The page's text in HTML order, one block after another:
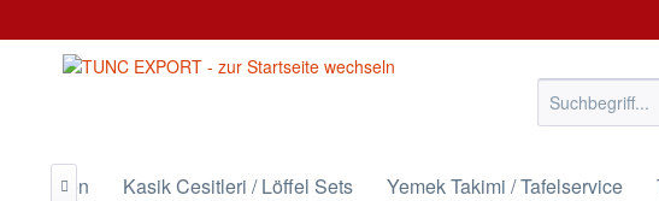
Formen Kasik Cesitleri / Löffel Sets Yemek Takimi / Tafelservice
